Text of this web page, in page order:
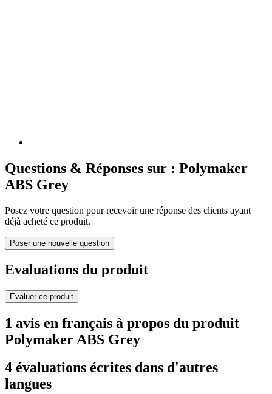
Questions & Réponses sur : Polymaker
ABS Grey
Posez votre question pour recevoir une réponse des clients ayant
déjà acheté ce produit.
Poser une nouvelle question
Evaluations du produit
Evaluer ce produit
1 avis en français à propos du produit
Polymaker ABS Grey
4 évaluations écrites dans d'autres
langues